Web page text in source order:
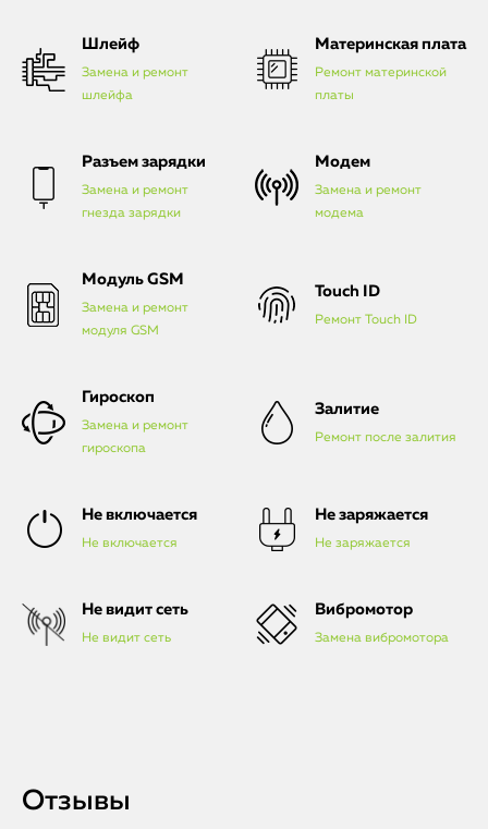
Шлейф
Замена и ремонт
шлейфа
Материнская плата
Ремонт материнской
платы
Разъем зарядки
Замена и ремонт
гнезда зарядки
Модем
Замена и ремонт
модема
Модуль GSM
Замена и ремонт
модуля GSM
Touch ID
Ремонт Touch ID
Гироскоп
Замена и ремонт
гироскопа
Залитие
Ремонт после залития
Не включается
Не включается
Не заряжается
Не заряжается
Не видит сеть
Не видит сеть
Вибромотор
Замена вибромотора
Отзывы